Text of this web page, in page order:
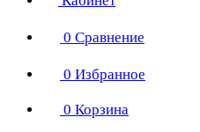
0 Сравнение
0 Избранное
0 Корзина